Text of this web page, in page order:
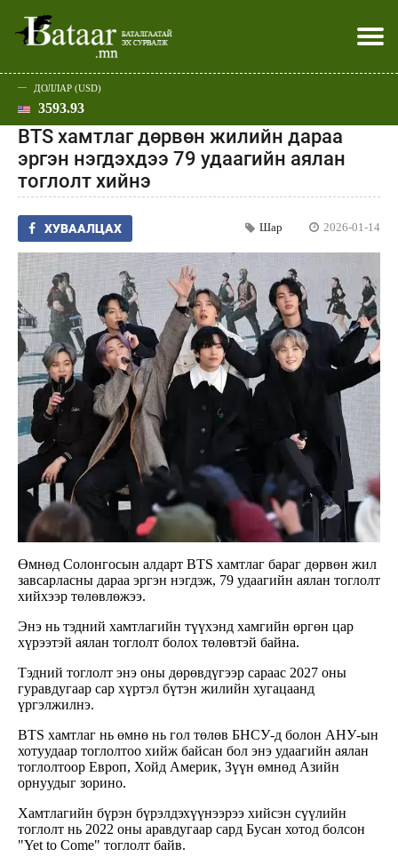
Эхлэл
Улс төр
Нийгэм
Эдийн засаг
Дэлхий
Спорт
Шар
Батаар юу хэлэв
Хэвлэл мэдээллээр
ДОЛЛАР (USD)
3593.93
BTS хамтлаг дөрвөн жилийн дараа
эргэн нэгдэхдээ 79 удаагийн аялан
тоглолт хийнэ
ХУВААЛЦАХ Шар 2026-01-14
Өмнөд Солонгосын алдарт BTS хамтлаг бараг дөрвөн жил
завсарласны дараа эргэн нэгдэж, 79 удаагийн аялан тоглолт
хийхээр төлөвлөжээ.
Энэ нь тэдний хамтлагийн түүхэнд хамгийн өргөн цар
хүрээтэй аялан тоглолт болох төлөвтэй байна.
Тэдний тоглолт энэ оны дөрөвдүгээр сараас 2027 оны
гуравдугаар сар хүртэл бүтэн жилийн хугацаанд
үргэлжилнэ.
BTS хамтлаг нь өмнө нь гол төлөв БНСУ-д болон АНУ-ын
хотуудаар тоглолтоо хийж байсан бол энэ удаагийн аялан
тоглолтоор Европ, Хойд Америк, Зүүн өмнөд Азийн
орнуудыг зорино.
Хамтлагийн бүрэн бүрэлдэхүүнээрээ хийсэн сүүлийн
тоглолт нь 2022 оны аравдугаар сард Бусан хотод болсон
"Yet to Come" тоглолт байв.